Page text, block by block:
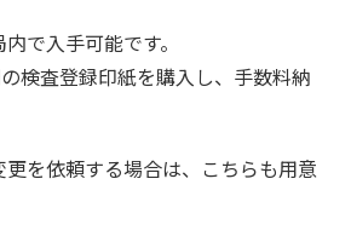
で入手可能です。
検査登録印紙を購入し、手数料納
を依頼する場合は、こちらも用意